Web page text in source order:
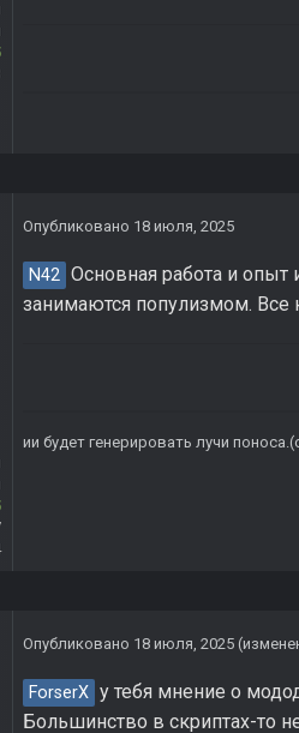
Опубликовано 18 июля, 2025
N42 Основная работа и опыт
занимаются популизмом. Все
ии будет генерировать лучи
Опубликовано 18 июля, 2025
ForserX у тебя мнение о
Большинство в скриптах-то